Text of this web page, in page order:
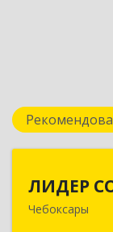
ЛИДЕР
Чебоксары